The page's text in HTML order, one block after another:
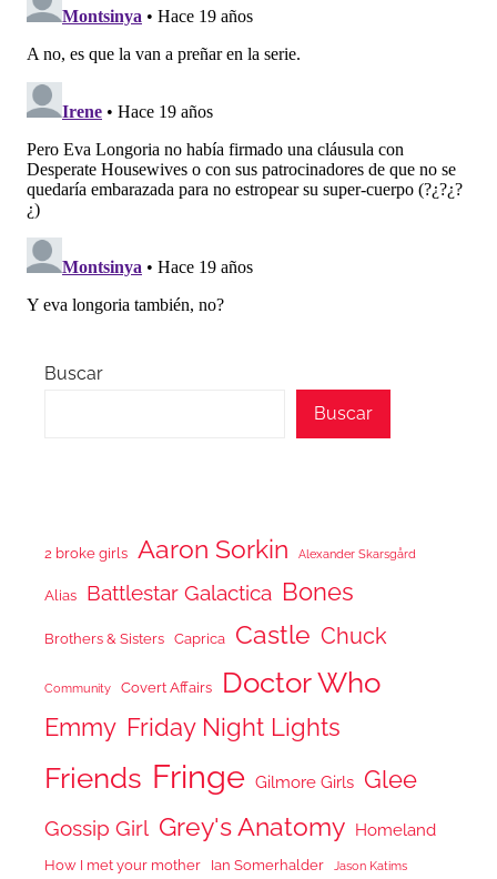
Buscar
Buscar
2 broke girls Aaron Sorkin Alexander Skarsgård
Alias Battlestar Galactica Bones
Brothers & Sisters Caprica Castle Chuck
Community Covert Affairs Doctor Who
Emmy Friday Night Lights
Friends Fringe Gilmore Girls Glee
Gossip Girl Grey's Anatomy Homeland
How I met your mother Ian Somerhalder Jason Katims